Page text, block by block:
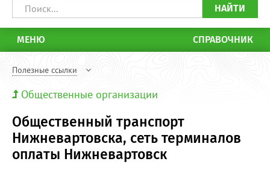
НАЙТИ
МЕНЮ СПРАВОЧНИК
Полезные ссылки
Общественные организации
Общественный транспорт
Нижневартовска, сеть терминалов
оплаты Нижневартовск